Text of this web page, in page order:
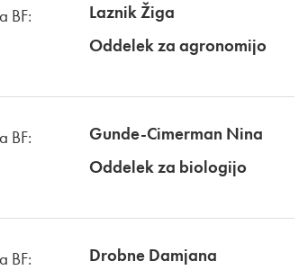
BF:
Laznik Žiga
Oddelek za agronomijo
BF:
Gunde-Cimerman Nina
Oddelek za biologijo
BF: Drobne Damjana